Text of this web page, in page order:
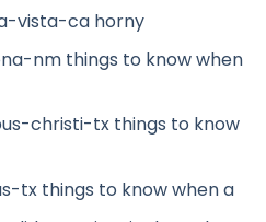
vista-ca horny
nm things to know when
christi-tx things to know
tx things to know when a